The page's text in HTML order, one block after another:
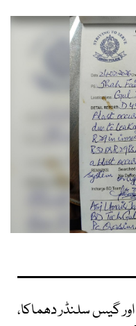
گیس سلنڈر دھماکا،